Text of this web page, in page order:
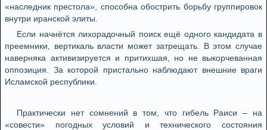
«наследник престола», способна обострить борьбу группировок
внутри иранской элиты.
Если начнётся лихорадочный поиск ещё одного кандидата в
преемники, вертикаль власти может затрещать. В этом случае
наверняка активизируется и притихшая, но не выкорчеванная
оппозиция. За которой пристально наблюдают внешние враги
Исламской республики.
Практически нет сомнений в том, что гибель Раиси – на
«совести» погодных условий и технического состояния